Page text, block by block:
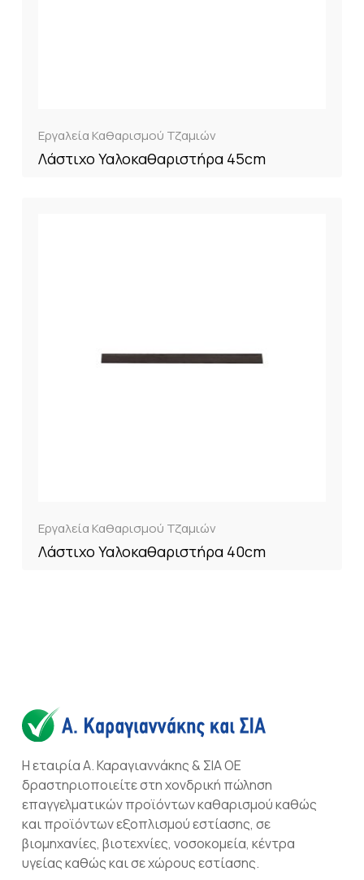
Εργαλεία Καθαρισμού Τζαμιών
Λάστιχο Υαλοκαθαριστήρα 45cm
Εργαλεία Καθαρισμού Τζαμιών
Λάστιχο Υαλοκαθαριστήρα 40cm
Η εταιρία Α. Καραγιαννάκης & ΣΙΑ ΟΕ
δραστηριοποιείτε στη χονδρική πώληση
επαγγελματικών προϊόντων καθαρισμού καθώς
και προϊόντων εξοπλισμού εστίασης, σε
βιομηχανίες, βιοτεχνίες, νοσοκομεία, κέντρα
υγείας καθώς και σε χώρους εστίασης.